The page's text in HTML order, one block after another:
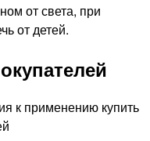
от света, при
от детей.